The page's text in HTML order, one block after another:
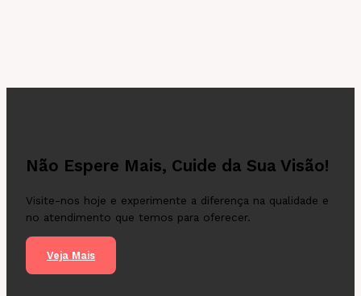
Não Espere Mais, Cuide da Sua Visão!
Visite-nos hoje e experimente a diferença na qualidade e
no atendimento que temos para oferecer.
Veja Mais